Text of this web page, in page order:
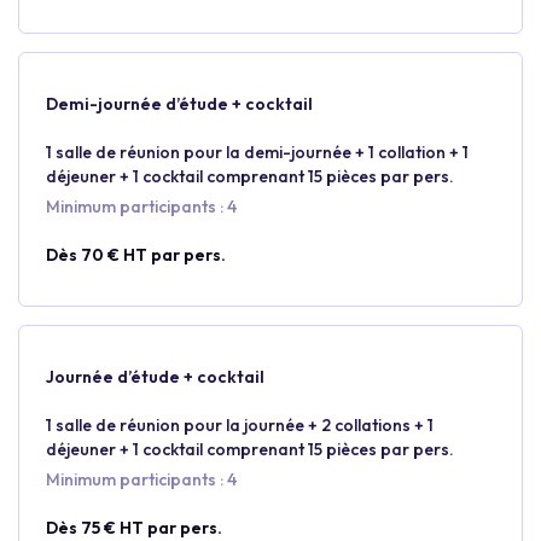
Demi-journée d’étude + cocktail
1 salle de réunion pour la demi-journée + 1 collation + 1
déjeuner + 1 cocktail comprenant 15 pièces par pers.
Minimum participants : 4
Dès 70 € HT par pers.
Journée d’étude + cocktail
1 salle de réunion pour la journée + 2 collations + 1
déjeuner + 1 cocktail comprenant 15 pièces par pers.
Minimum participants : 4
Dès 75 € HT par pers.